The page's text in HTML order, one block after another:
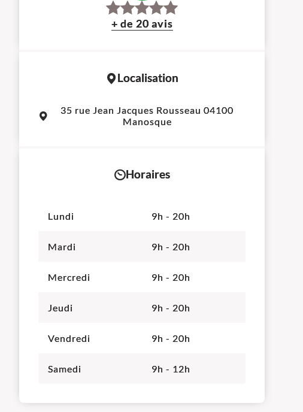
+ de 20 avis
Localisation
35 rue Jean Jacques Rousseau 04100
Manosque
Horaires
Lundi 9h - 20h
Mardi 9h - 20h
Mercredi 9h - 20h
Jeudi 9h - 20h
Vendredi 9h - 20h
Samedi 9h - 12h